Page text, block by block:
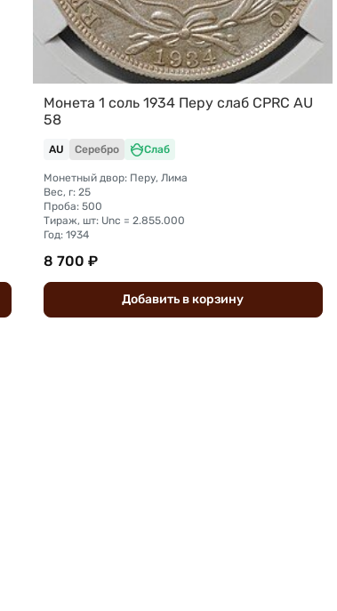
Монета 1 соль 1934 Перу слаб CPRC AU
58
AU Серебро Слаб
Монетный двор: Перу, Лима
Вес, г: 25
Проба: 500
Тираж, шт: Unc = 2.855.000
Год: 1934
8 700 ₽
Добавить в корзину